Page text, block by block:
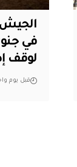
الجيش
في
لوقف
قبل يوم